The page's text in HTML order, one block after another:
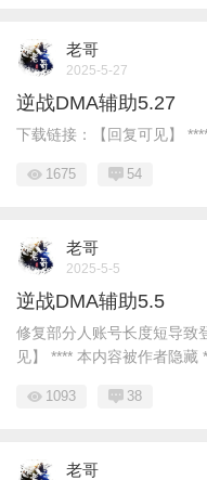
老哥
2025-5-27
逆战DMA辅助5.27
下载链接：【回复可见】
1675 54
老哥
2025-5-5
逆战DMA辅助5.5
修复部分人账号长度短导致
见】 **** 本内容被作者隐藏
1093 38
老哥